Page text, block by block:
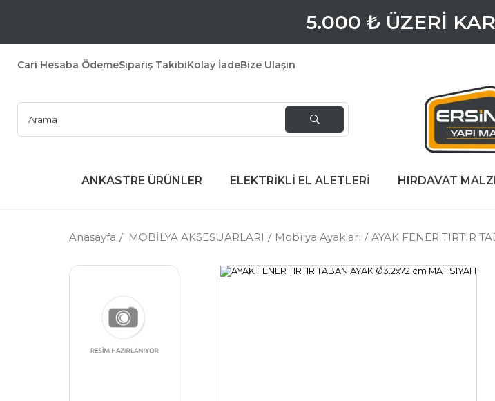
5.000 ₺ ÜZERİ
Cari Hesaba ÖdemeSipariş TakibiKolay İadeBize Ulaşın
ANKASTRE ÜRÜNLER ELEKTRİKLİ EL ALETLERİ HIRDAVAT
Anasayfa MOBİLYA AKSESUARLARI Mobilya Ayakları AYAK FENER TIRTIR